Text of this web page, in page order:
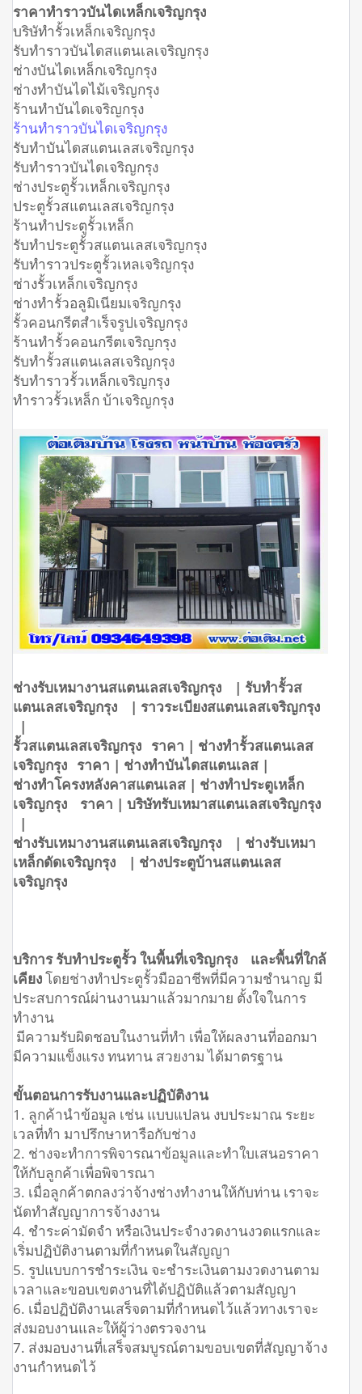
ราคาทำราวบันไดเหล็กเจริญกรุง
บริษัทำรั้วเหล็กเจริญกรุง
รับทำราวบันไดสแตนเลเจริญกรุง
ช่างบันไดเหล็กเจริญกรุง
ช่างทำบันไดไม้เจริญกรุง
ร้านทำบันไดเจริญกรุง
ร้านทำราวบันไดเจริญกรุง
รับทำบันไดสแตนเลสเจริญกรุง
รับทำราวบันไดเจริญกรุง
ช่างประตูรั้วเหล็กเจริญกรุง
ประตูรั้วสแตนเลสเจริญกรุง
ร้านทำประตูรั้วเหล็ก
รับทำประตูรั้วสแตนเลสเจริญกรุง
รับทำราวประตูรั้วเหลเจริญกรุง
ช่างรั้วเหล็กเจริญกรุง
ช่างทำรั้วอลูมิเนียมเจริญกรุง
รั้วคอนกรีตสำเร็จรูปเจริญกรุง
ร้านทำรั้วคอนกรีตเจริญกรุง
รับทำรั้วสแตนเลสเจริญกรุง
รับทำราวรั้วเหล็กเจริญกรุง
ทำราวรั้วเหล็ก บ้าเจริญกรุง
ช่างรับเหมางานสแตนเลสเจริญกรุง | รับทำรั้วส
แตนเลสเจริญกรุง | ราวระเบียงสแตนเลสเจริญกรุง
|
รั้วสแตนเลสเจริญกรุง ราคา | ช่างทำรั้วสแตนเลส
เจริญกรุง ราคา | ช่างทำบันไดสแตนเลส |
ช่างทำโครงหลังคาสแตนเลส | ช่างทำประตูเหล็ก
เจริญกรุง ราคา | บริษัทรับเหมาสแตนเลสเจริญกรุง
|
ช่างรับเหมางานสแตนเลสเจริญกรุง | ช่างรับเหมา
เหล็กดัดเจริญกรุง | ช่างประตูบ้านสแตนเลส
เจริญกรุง
บริการ รับทำประตูรั้ว ในพื้นที่เจริญกรุง และพื้นที่ใกล้
เคียงโดยช่างทำประตูรั้วมืออาชีพที่มีความชำนาญ มี
ประสบการณ์ผ่านงานมาแล้วมากมาย ตั้งใจในการ
ทำงาน
มีความรับผิดชอบในงานที่ทำ เพื่อให้ผลงานที่ออกมา
มีความแข็งแรง ทนทาน สวยงาม ได้มาตรฐาน
ขั้นตอนการรับงานและปฏิบัติงาน
1. ลูกค้านำข้อมูล เช่น แบบแปลน งบประมาณ ระยะ
เวลที่ทำ มาปรึกษาหารือกับช่าง
2. ช่างจะทำการพิจารณาข้อมูลและทำใบเสนอราคา
ให้กับลูกค้าเพื่อพิจารณา
3. เมื่อลูกค้าตกลงว่าจ้างช่างทำงานให้กับท่าน เราจะ
นัดทำสัญญาการจ้างงาน
4. ชำระค่ามัดจำ หรือเงินประจำงวดงานงวดแรกและ
เริ่มปฏิบัติงานตามที่กำหนดในสัญญา
5. รูปแบบการชำระเงิน จะชำระเงินตามงวดงานตาม
เวลาและขอบเขตงานที่ได้ปฏิบัติแล้วตามสัญญา
6. เมื่อปฏิบัติงานเสร็จตามที่กำหนดไว้แล้วทางเราจะ
ส่งมอบงานและให้ผู้ว่างตรวจงาน
7. ส่งมอบงานที่เสร็จสมบูรณ์ตามขอบเขตที่สัญญาจ้าง
งานกำหนดไว้